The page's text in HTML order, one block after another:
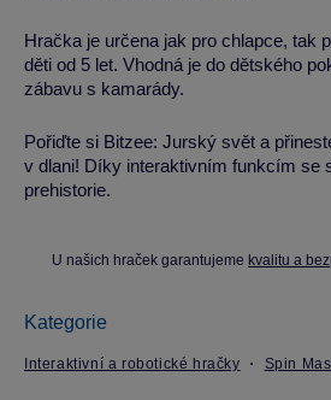
Hračka je určena jak pro chlapce, tak
děti od 5 let. Vhodná je do dětského
zábavu s kamarády.
Pořiďte si Bitzee: Jurský svět a
v dlani! Díky interaktivním funkcím se
prehistorie.
U našich hraček garantujeme kvalitu a
Kategorie
Interaktivní a robotické hračky Spin